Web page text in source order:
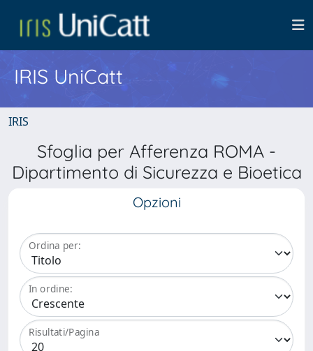
IRIS UniCatt
IRIS
Sfoglia per Afferenza ROMA -
Dipartimento di Sicurezza e Bioetica
Opzioni
Ordina per:
In ordine:
Risultati/Pagina